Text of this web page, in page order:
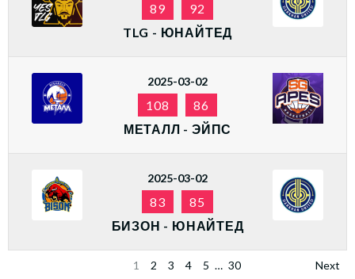
89
92
TLG - ЮНАЙТЕД
2025-03-02
108
86
МЕТАЛЛ - ЭЙПС
2025-03-02
83
85
БИЗОН - ЮНАЙТЕД
1 2 3 4 5 … 30 Next